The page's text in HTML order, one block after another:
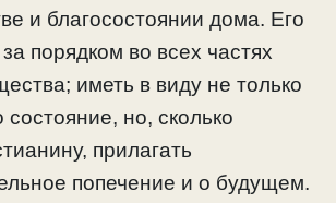
и благосостоянии дома. Его
порядком во всех частях
иметь в виду не только
но, сколько
прилагать
попечение и о будущем.